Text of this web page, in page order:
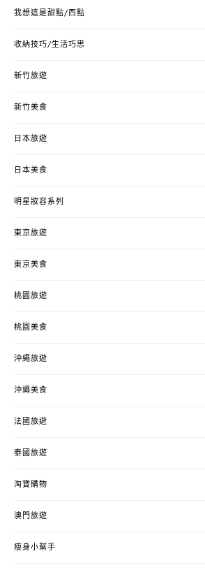
我想這是甜點/西點
收納技巧/生活巧思
新竹旅遊
新竹美食
日本旅遊
日本美食
明星妝容系列
東京旅遊
東京美食
桃園旅遊
桃園美食
沖繩旅遊
沖繩美食
法國旅遊
泰國旅遊
淘寶購物
澳門旅遊
瘦身小幫手